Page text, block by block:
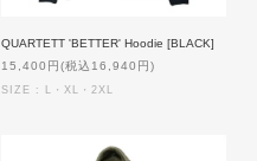
QUARTETT 'BETTER' Hoodie [BLACK]
15,400円(税込16,940円)
SIZE : L・XL・2XL